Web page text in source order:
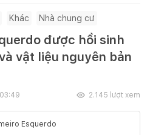
Khác Nhà chung cư
được hồi sinh
vật liệu nguyên bản
2.145 lượt xem
Esquerdo